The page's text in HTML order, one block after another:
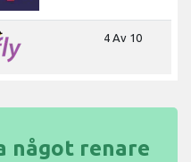
4 Av 10
något renare